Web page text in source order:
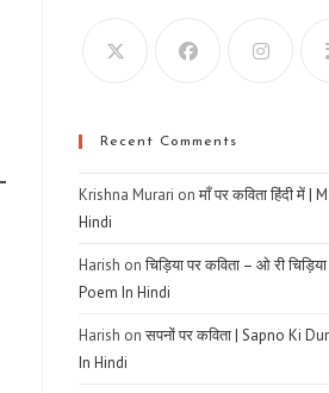
Recent Comments
Krishna Murari onमाँ पर कविता हिंदी में |
Hindi
Harish onचिड़िया पर कविता – ओ री
Poem In Hindi
Harish onसपनों पर कविता | Sapno Ki
In Hindi